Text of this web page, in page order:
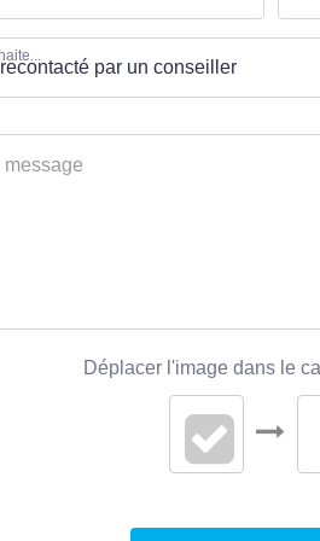
Déplacer l'image dans le